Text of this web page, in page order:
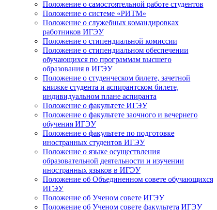
Положение о самостоятельной работе студентов
Положение о системе «РИТМ»
Положение о служебных командировках
работников ИГЭУ
Положение о стипендиальной комиссии
Положение о стипендиальном обеспечении
обучающихся по программам высшего
образования в ИГЭУ
Положение о студенческом билете, зачетной
книжке студента и аспирантском билете,
индивидуальном плане аспиранта
Положение о факультете ИГЭУ
Положение о факультете заочного и вечернего
обучения ИГЭУ
Положение о факультете по подготовке
иностранных студентов ИГЭУ
Положение о языке осуществления
образовательной деятельности и изучении
иностранных языков в ИГЭУ
Положение об Объединенном совете обучающихся
ИГЭУ
Положение об Ученом совете ИГЭУ
Положение об Ученом совете факультета ИГЭУ